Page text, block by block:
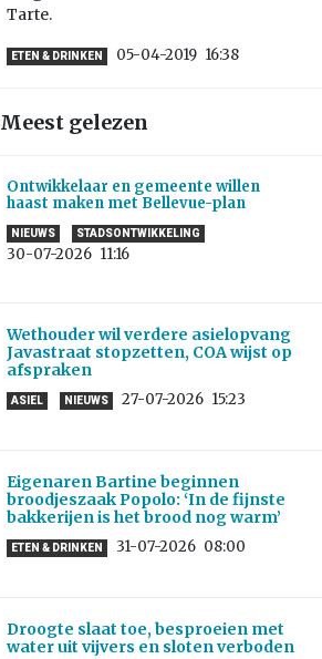
Tarte.
ETEN & DRINKEN 05-04-2019 16:38
Meest gelezen
Ontwikkelaar en gemeente willen
haast maken met Bellevue-plan
NIEUWS STADSONTWIKKELING
30-07-2026 11:16
Wethouder wil verdere asielopvang
Javastraat stopzetten, COA wijst op
afspraken
ASIEL NIEUWS 27-07-2026 15:23
Eigenaren Bartine beginnen
broodjeszaak Popolo: ‘In de fijnste
bakkerijen is het brood nog warm’
ETEN & DRINKEN 31-07-2026 08:00
Droogte slaat toe, besproeien met
water uit vijvers en sloten verboden